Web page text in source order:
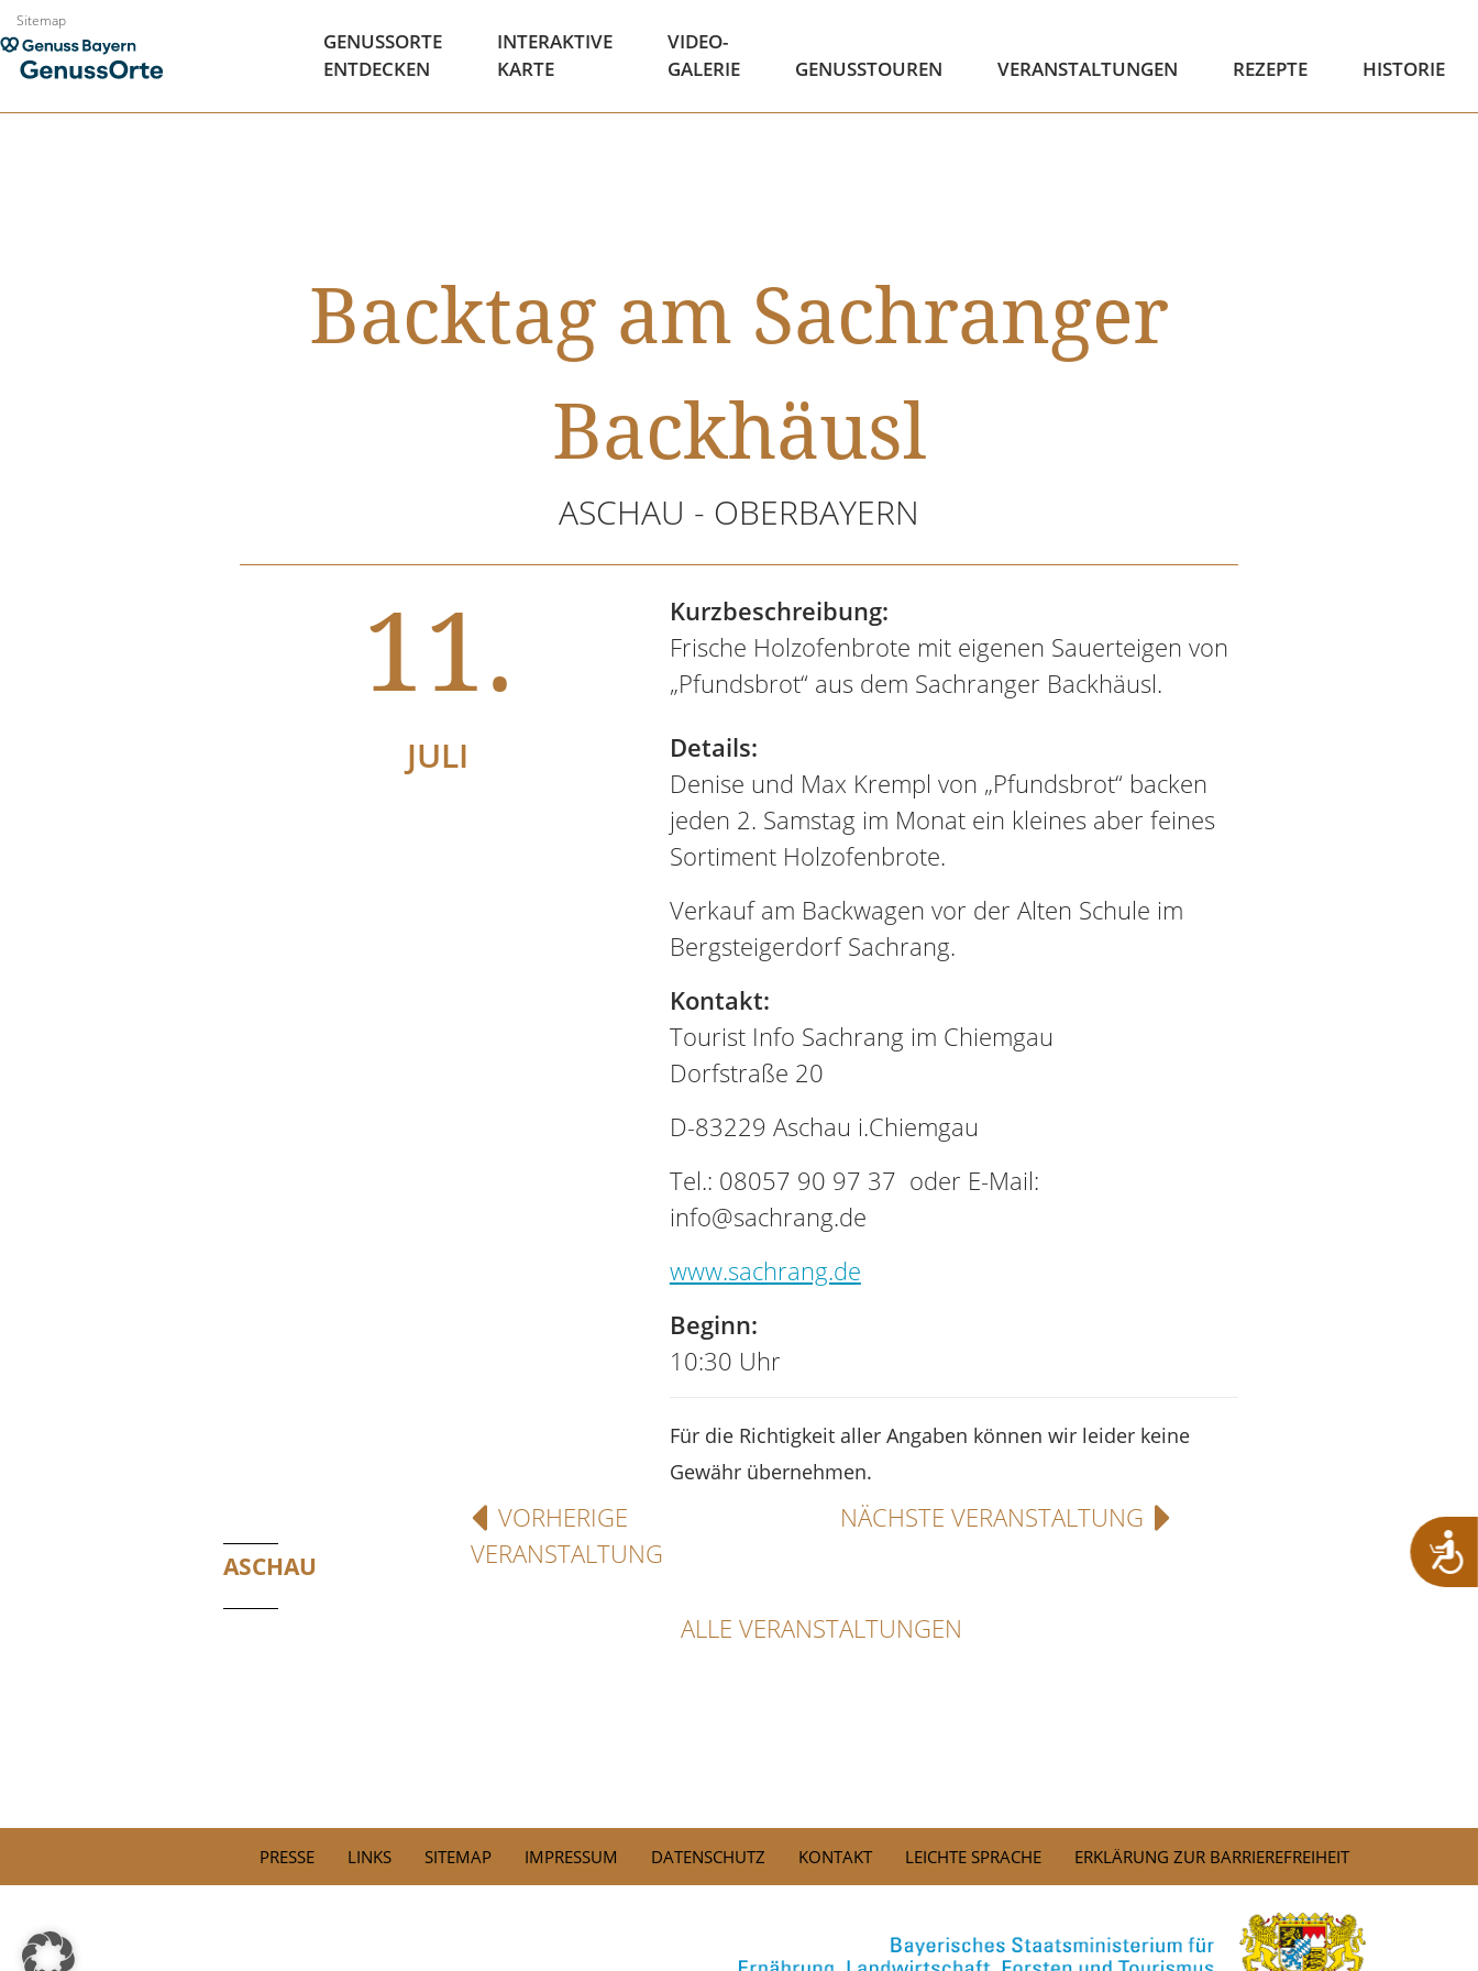
Zum
Inhalt
springen
Sitemap
GENUSSORTE
ENTDECKEN
INTERAKTIVE
KARTE
VIDEO-
GALERIE
GENUSSTOUREN VERANSTALTUNGEN REZEPTE HISTORIE
Backtag am Sachranger
Backhäusl
ASCHAU - OBERBAYERN
11.
JULI
Kurzbeschreibung:
Frische Holzofenbrote mit eigenen Sauerteigen von
„Pfundsbrot“ aus dem Sachranger Backhäusl.
Details:
Denise und Max Krempl von „Pfundsbrot“ backen
jeden 2. Samstag im Monat ein kleines aber feines
Sortiment Holzofenbrote.
Verkauf am Backwagen vor der Alten Schule im
Bergsteigerdorf Sachrang.
Kontakt:
Tourist Info Sachrang im Chiemgau
Dorfstraße 20
D-83229 Aschau i.Chiemgau
Tel.: 08057 90 97 37 oder E-Mail:
info@sachrang.de
www.sachrang.de
Beginn:
10:30 Uhr
Für die Richtigkeit aller Angaben können wir leider keine
Gewähr übernehmen.
ASCHAU
VORHERIGE
VERANSTALTUNG
NÄCHSTE VERANSTALTUNG
ALLE VERANSTALTUNGEN
PRESSE LINKS SITEMAP IMPRESSUM DATENSCHUTZ KONTAKT LEICHTE SPRACHE ERKLÄRUNG ZUR BARRIEREFREIHEIT